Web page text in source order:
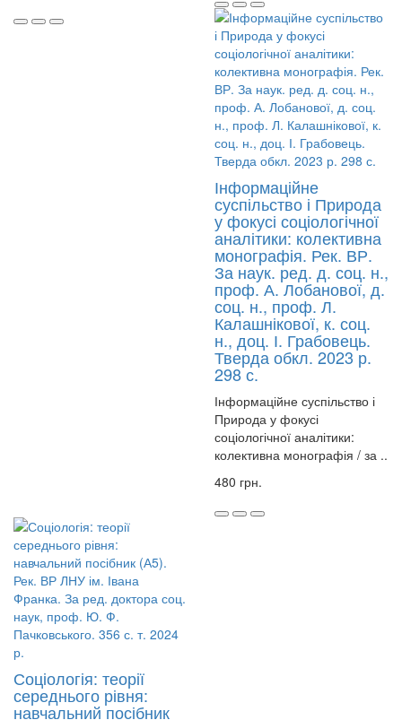
Інформаційне
суспільство і Природа
у фокусі соціологічної
аналітики: колективна
монографія. Рек. ВР.
За наук. ред. д. соц. н.,
проф. А. Лобанової, д.
соц. н., проф. Л.
Калашнікової, к. соц.
н., доц. І. Грабовець.
Тверда обкл. 2023 р.
298 с.
Інформаційне суспільство і
Природа у фокусі
соціологічної аналітики:
колективна монографія / за ..
480 грн.
Соціологія: теорії
середнього рівня:
навчальний посібник